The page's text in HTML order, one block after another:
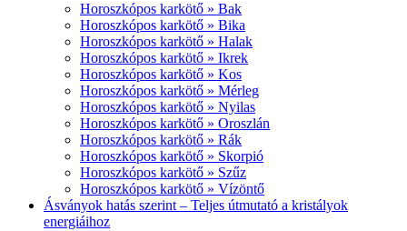
Horoszkópos karkötő » Bak
Horoszkópos karkötő » Bika
Horoszkópos karkötő » Halak
Horoszkópos karkötő » Ikrek
Horoszkópos karkötő » Kos
Horoszkópos karkötő » Mérleg
Horoszkópos karkötő » Nyilas
Horoszkópos karkötő » Oroszlán
Horoszkópos karkötő » Rák
Horoszkópos karkötő » Skorpió
Horoszkópos karkötő » Szűz
Horoszkópos karkötő » Vízöntő
Ásványok hatás szerint – Teljes útmutató a kristályok
energiáihoz